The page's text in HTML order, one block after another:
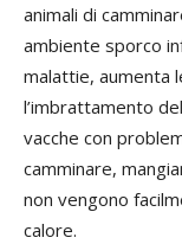
animali di
ambiente sporco
malattie, aumenta
l’imbrattamento
vacche con
camminare,
non vengono
calore.